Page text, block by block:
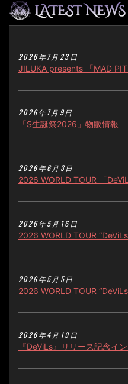
2026年7月23日
JILUKA presents 「MAD
2026年7月9日
「S生誕祭2026」物販情報
2026年6月3日
2026 WORLD TOUR 「
2026年5月16日
2026 WORLD TOUR
2026年5月5日
2026 WORLD TOUR
2026年4月19日
『DeViLs』リリース記念イ